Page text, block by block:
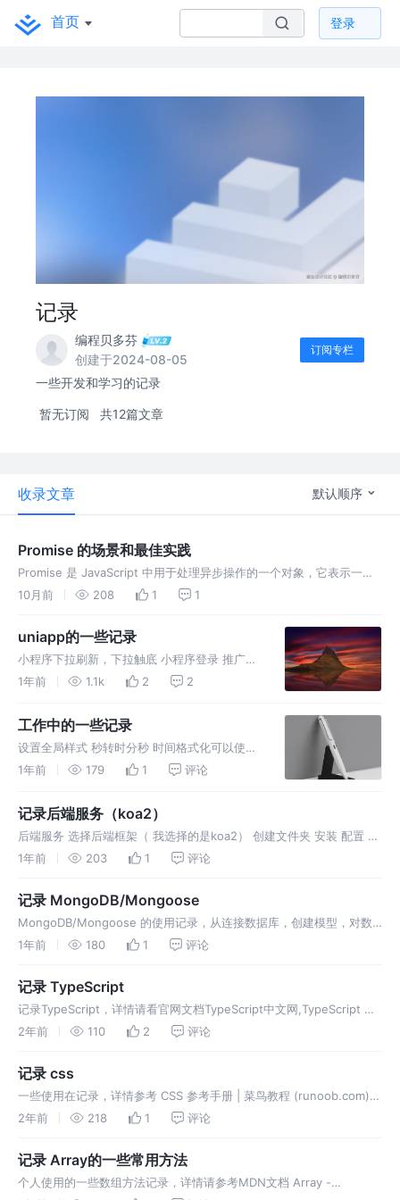
首页 登录
记录
编程贝多芬
创建于2024-08-05
订阅专栏
一些开发和学习的记录
暂无订阅 共12篇文章
收录文章 默认顺序
Promise 的场景和最佳实践
Promise 是 JavaScript 中用于处理异步操作的一个对象，它表示一个
异步操作的最终结果，可能是成功或失败，Promise 通常用于处理异步
10月前 208 1 1
uniapp的一些记录
小程序下拉刷新，下拉触底 小程序登录 推广分
享 小程序分享功能 点击复制
(uni.navigateTo(OBJECT) 小程序中想跳转到
其他小程序
1年前 1.1k 2 2
工作中的一些记录
设置全局样式 秒转时分秒 时间格式化可以使用
day.js进行处理（Day.js中文网） Day.js的简单
度 小程序列表页（下拉刷新，上拉触底)
1年前 179 1 评论
记录后端服务（koa2）
后端服务 选择后端框架（ 我选择的是koa2） 创建文件夹 安装 配置 在
app/index.js 在routes/index 在routes/test.js 在.env文件 在
1年前 203 1 评论
记录 MongoDB/Mongoose
MongoDB/Mongoose 的使用记录，从连接数据库，创建模型，对数
据库的增删改查的一些使用记录
1年前 180 1 评论
记录 TypeScript
记录TypeScript，详情请看官网文档TypeScript中文网,TypeScript 可
处理已有的 JavaScript 代码，并只对其中的 TypeScript 代码进行编
2年前 110 2 评论
记录 css
一些使用在记录，详情参考 CSS 参考手册 | 菜鸟教程 (runoob.com)
动画参考网站 CSS Animation Kit (angrytools.com) css背景
2年前 218 1 评论
记录 Array的一些常用方法
个人使用的一些数组方法记录，详情请参考MDN文档 Array -